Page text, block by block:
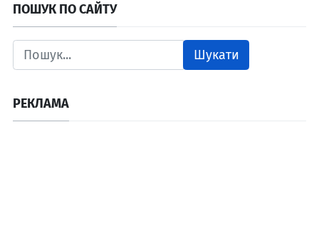
ПОШУК ПО САЙТУ
Шукати
РЕКЛАМА